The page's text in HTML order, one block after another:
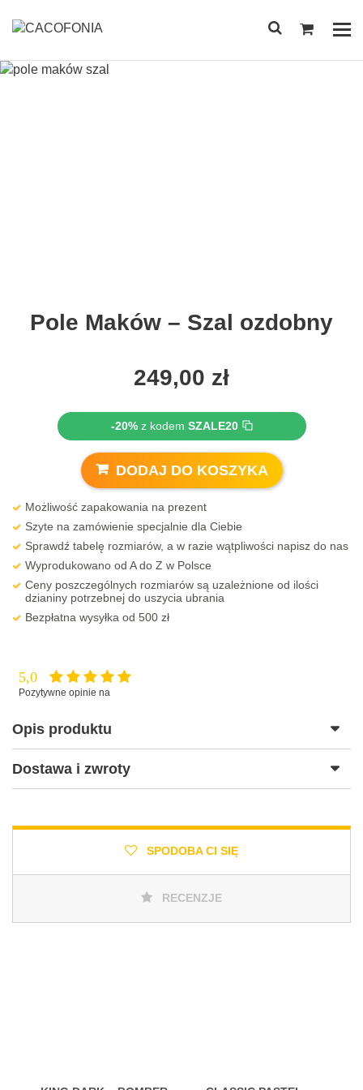
do
SZUKAJ:
Pole Maków – Szal ozdobny
249,00 zł
-20%z kodem SZALE20
DODAJ DO KOSZYKA
Możliwość zapakowania na prezent
Szyte na zamówienie specjalnie dla Ciebie
Sprawdź tabelę rozmiarów, a w razie wątpliwości napisz do nas
Wyprodukowano od A do Z w Polsce
Ceny poszczególnych rozmiarów są uzależnione od ilości
dzianiny potrzebnej do uszycia ubrania
Bezpłatna wysyłka od 500 zł
5,0
Pozytywne opinie na
Opis produktu
Dostawa i zwroty
SPODOBA CI SIĘ
RECENZJE